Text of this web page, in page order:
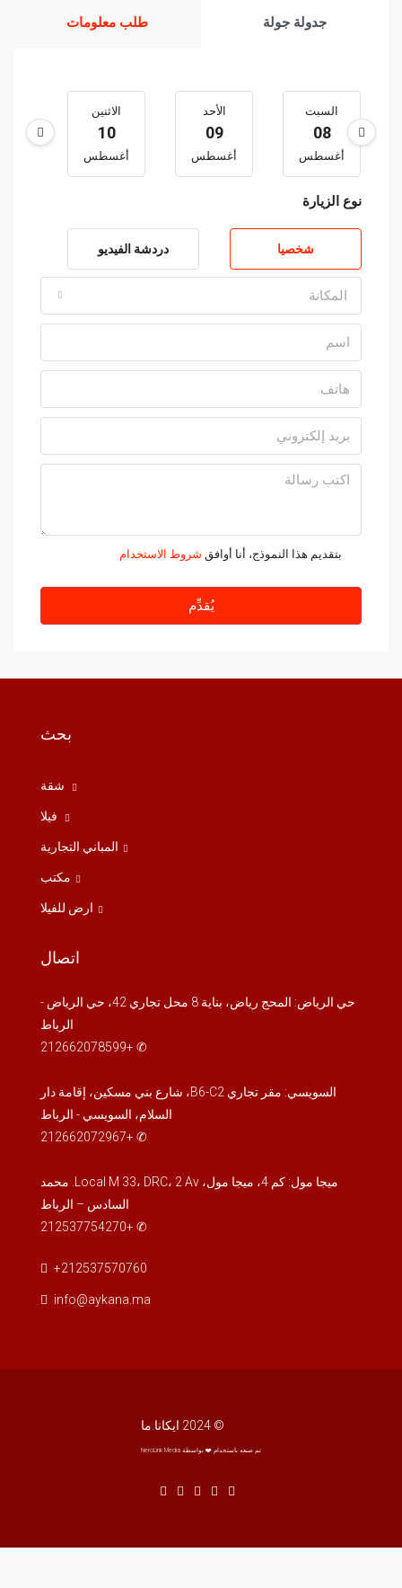
جدولة جولة طلب معلومات
السبت
08
أغسطس
الأحد
09
أغسطس
الاثنين
10
أغسطس
نوع الزيارة
شخصيا دردشة الفيديو
المكانة
بتقديم هذا النموذج، أنا أوافق شروط الاستخدام
يُقدِّم
بحث
شقة
فيلا
المباني التجارية
مكتب
ارض للفيلا
اتصال
حي الرياض: المحج رياض، بناية 8 محل تجاري 42، حي الرياض -
الرباط
✆ +212662078599
السويسي: مقر تجاري B6-C2، شارع بني مسكين، إقامة دار
السلام، السويسي - الرباط
✆ +212662072967
ميجا مول: كم 4، ميجا مول، Local M 33، DRC، 2 Av. محمد
السادس – الرباط
✆ +212537754270
+212537570760
info@aykana.ma
© 2024 ايكانا.ما
تم صنعه باستخدام ❤️ بواسطة NeroLink Media